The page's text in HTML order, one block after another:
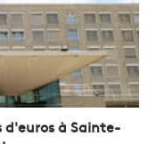
à Sainte-